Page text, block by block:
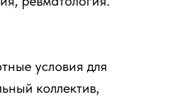
условия для
коллектив,